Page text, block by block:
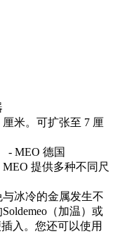
米。可扩张至 7 厘
- MEO 德国
提供多种不同尺
冰冷的金属发生不
（加温）或
入。您还可以使用